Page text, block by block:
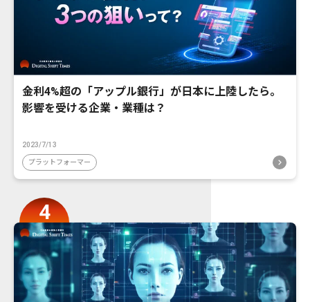
金利4%超の「アップル銀行」が日本に上陸したら。
影響を受ける企業・業種は？
2023/7/13
プラットフォーマー